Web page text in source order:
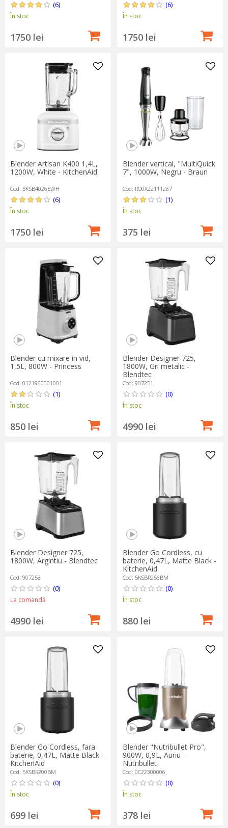
(6)
În stoc
1750 lei
(6)
În stoc
1750 lei
Blender Artisan K400 1,4L,
1200W, White - KitchenAid
Cod: 5KSB4026EWH
(6)
În stoc
1750 lei
Blender vertical, "MultiQuick
7", 1000W, Negru - Braun
Cod: RO0X22111287
(1)
În stoc
375 lei
Blender cu mixare in vid,
1,5L, 800W - Princess
Cod: 0121960001001
(1)
În stoc
850 lei
Blender Designer 725,
1800W, Gri metalic -
Blendtec
Cod: 907251
(0)
În stoc
4990 lei
Blender Designer 725,
1800W, Argintiu - Blendtec
Cod: 907253
(0)
La comandă
4990 lei
Blender Go Cordless, cu
baterie, 0,47L, Matte Black -
KitchenAid
Cod: 5KSBR256BM
(0)
În stoc
880 lei
Blender Go Cordless, fara
baterie, 0,47L, Matte Black -
KitchenAid
Cod: 5KSBR200BM
(0)
În stoc
699 lei
Blender "Nutribullet Pro",
900W, 0,9L, Auriu -
Nutribullet
Cod: 0C22300006
(0)
În stoc
378 lei